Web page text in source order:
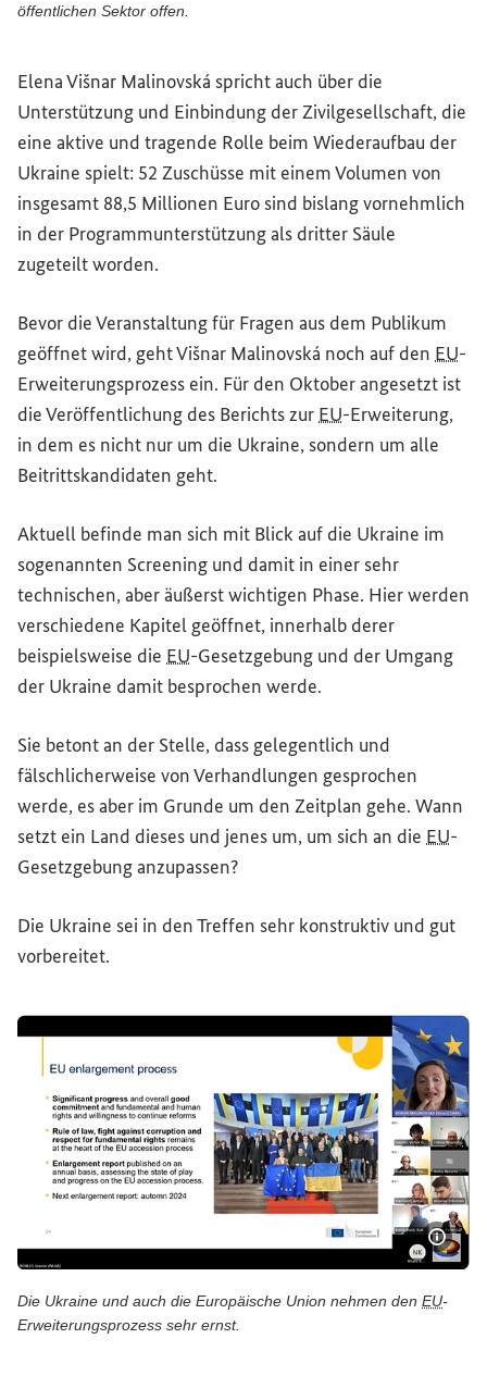
öffentlichen Sektor offen.
Elena Višnar Malinovská spricht auch über die
Unterstützung und Einbindung der Zivilgesellschaft, die
eine aktive und tragende Rolle beim Wiederaufbau der
Ukraine spielt: 52 Zuschüsse mit einem Volumen von
insgesamt 88,5 Millionen Euro sind bislang vornehmlich
in der Programmunterstützung als dritter Säule
zugeteilt worden.
Bevor die Veranstaltung für Fragen aus dem Publikum
geöffnet wird, geht Višnar Malinovská noch auf den EU-
Erweiterungsprozess ein. Für den Oktober angesetzt ist
die Veröffentlichung des Berichts zur EU-Erweiterung,
in dem es nicht nur um die Ukraine, sondern um alle
Beitrittskandidaten geht.
Aktuell befinde man sich mit Blick auf die Ukraine im
sogenannten Screening und damit in einer sehr
technischen, aber äußerst wichtigen Phase. Hier werden
verschiedene Kapitel geöffnet, innerhalb derer
beispielsweise die EU-Gesetzgebung und der Umgang
der Ukraine damit besprochen werde.
Sie betont an der Stelle, dass gelegentlich und
fälschlicherweise von Verhandlungen gesprochen
werde, es aber im Grunde um den Zeitplan gehe. Wann
setzt ein Land dieses und jenes um, um sich an die EU-
Gesetzgebung anzupassen?
Die Ukraine sei in den Treffen sehr konstruktiv und gut
vorbereitet.
Die Ukraine und auch die Europäische Union nehmen den EU-
Erweiterungsprozess sehr ernst.